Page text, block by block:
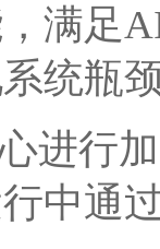
满足
统瓶
进行
中通